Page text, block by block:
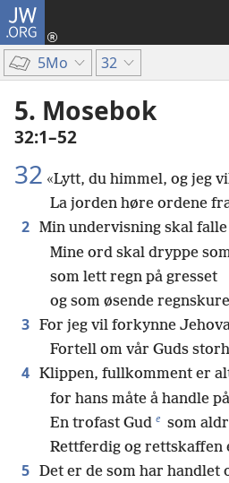
JW.ORG
5Mo 32
5. Mosebok
32:1–52
32 «Lytt, du himmel, og jeg
La jorden høre ordene
2 Min undervisning skal
Mine ord skal dryppe
som lett regn på gresset
og som øsende
3 For jeg vil forkynne
Fortell om vår Guds
4 Klippen, fullkomment er
for hans måte å handle
En trofast Gud e som
Rettferdig og rettskaffen
5 Det er de som har handlet